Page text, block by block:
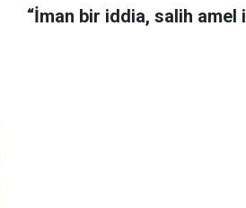
“İman bir iddia, salih amel